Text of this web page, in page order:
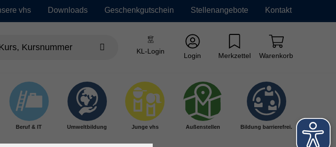
vhs Downloads Geschenkgutschein Stellenangebote Kontakt
KL-Login
Login Merkzettel Warenkorb
Beruf & IT Umweltbildung Junge vhs Außenstellen Bildung barrierefrei.